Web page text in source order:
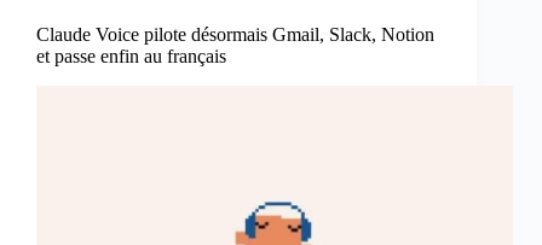
Claude Voice pilote désormais Gmail, Slack, Notion
et passe enfin au français